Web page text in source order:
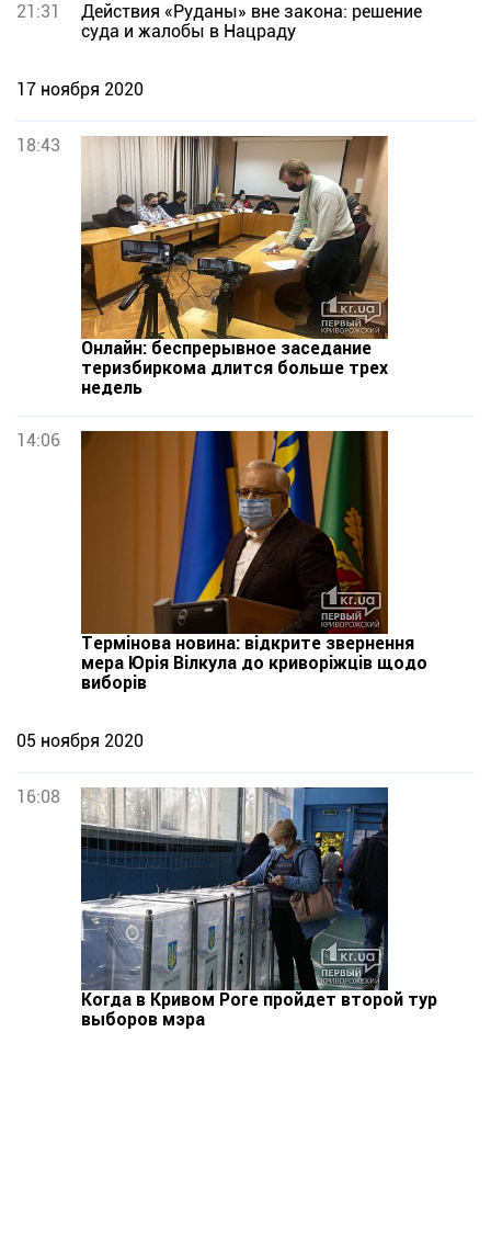
21:31
Действия «Руданы» вне закона: решение
суда и жалобы в Нацраду
17 ноября 2020
18:43
Онлайн: беспрерывное заседание
теризбиркома длится больше трех
недель
14:06
Термінова новина: відкрите звернення
мера Юрія Вілкула до криворіжців щодо
виборів
05 ноября 2020
16:08
Когда в Кривом Роге пройдет второй тур
выборов мэра